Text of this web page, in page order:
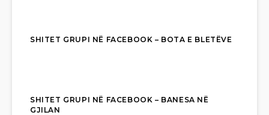
SHITET GRUPI NË FACEBOOK – BOTA E BLETËVE
SHITET GRUPI NË FACEBOOK – BANESA NË
GJILAN